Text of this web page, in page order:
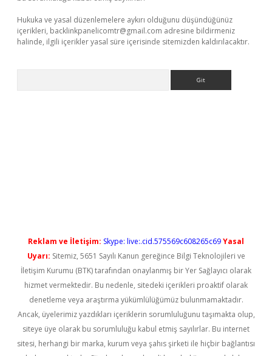
Hukuka ve yasal düzenlemelere aykırı olduğunu düşündüğünüz
içerikleri, backlinkpanelicomtr@gmail.com adresine bildirmeniz
halinde, ilgili içerikler yasal süre içerisinde sitemizden kaldırılacaktır.
Reklam ve İletişim: Skype: live:.cid.575569c608265c69Yasal
Uyarı: Sitemiz, 5651 Sayılı Kanun gereğince Bilgi Teknolojileri ve
İletişim Kurumu (BTK) tarafından onaylanmış bir Yer Sağlayıcı olarak
hizmet vermektedir. Bu nedenle, sitedeki içerikleri proaktif olarak
denetleme veya araştırma yükümlülüğümüz bulunmamaktadır.
Ancak, üyelerimiz yazdıkları içeriklerin sorumluluğunu taşımakta olup,
siteye üye olarak bu sorumluluğu kabul etmiş sayılırlar. Bu internet
sitesi, herhangi bir marka, kurum veya şahıs şirketi ile hiçbir bağlantısı